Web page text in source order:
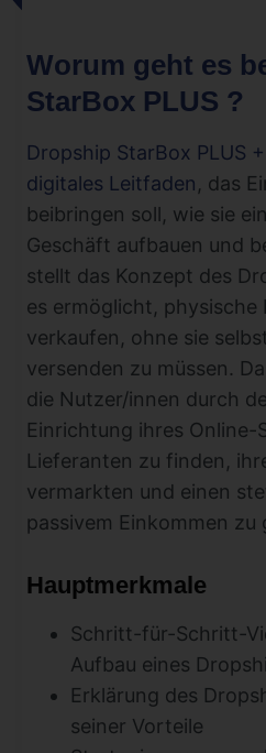
Worum geht es
StarBox PLUS ?
Dropship StarBox PLUS
digitales Leitfaden, das
beibringen soll, wie sie
Geschäft aufbauen und
stellt das Konzept des
es ermöglicht, physische
verkaufen, ohne sie
versenden zu müssen.
die Nutzer/innen durch
Einrichtung ihres Online-
Lieferanten zu finden,
vermarkten und einen
passivem Einkommen zu
Hauptmerkmale
Schritt-für-Schritt-
Aufbau eines
Erklärung des
seiner Vorteile